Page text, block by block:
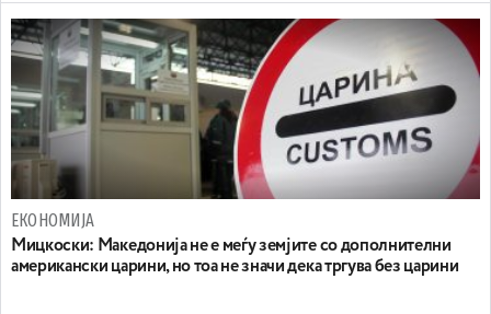
ЕКОНОМИЈА
Мицкоски: Македонија не е меѓу земјите со дополнителни
американски царини, но тоа не значи дека тргува без царини